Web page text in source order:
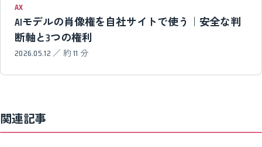
AX
AIモデルの肖像権を自社サイトで使う｜安全な判
断軸と3つの権利
2026.05.12 ／ 約 11 分
関連記事